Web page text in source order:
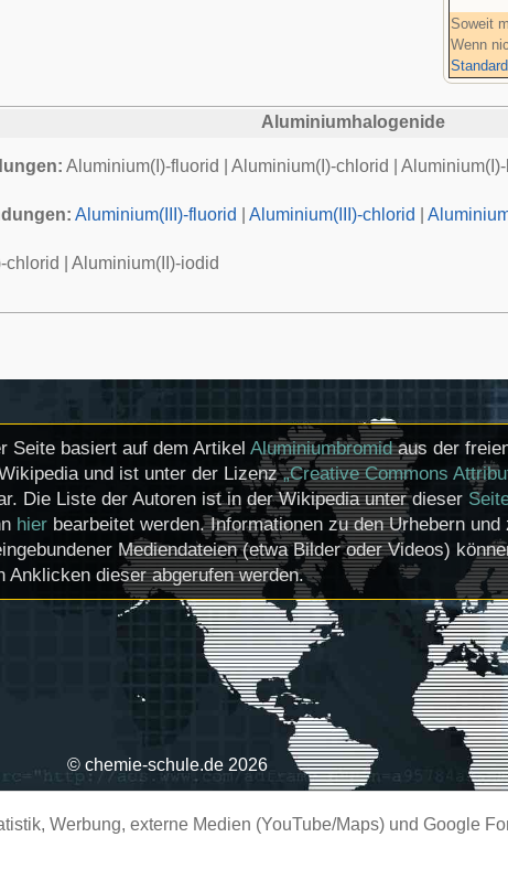
Werbung, externe Medien (YouTube/Maps) und Google
Soweit
Wenn
Aluminiumhalogenide
Aluminium(I)-fluorid Aluminium(I)-chlorid
Aluminium(III)-fluorid Aluminium(III)-chlorid
chlorid Aluminium(II)-iodid
Seite basiert auf dem Artikel Aluminiumbromidaus der
und ist unter der Lizenz„Creative Commons
Die Liste der Autoren ist in der Wikipedia unter dieser
hier bearbeitet werden. Informationen zu den Urhebern und
Mediendateien (etwa Bilder oder Videos)
Anklicken dieser abgerufen werden.
© chemie-schule.de 2026